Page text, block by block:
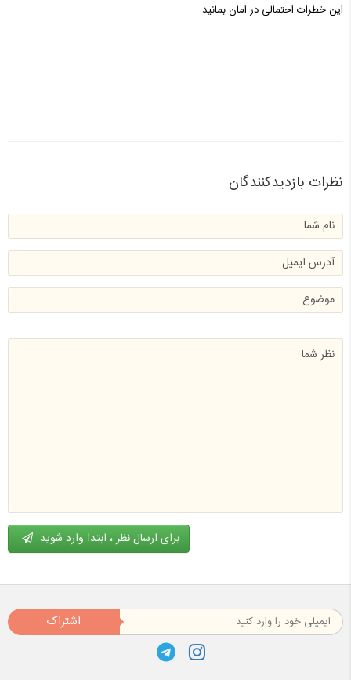
این خطرات احتمالی در امان بمانید.
نظرات بازدیدکنندگان
برای ارسال نظر ، ابتدا وارد شوید
اشتراک